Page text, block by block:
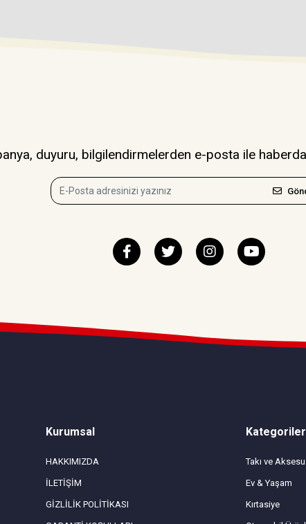
duyuru, bilgilendirmelerden e-posta ile
Kurumsal
HAKKIMIZDA
İLETİŞİM
GİZLİLİK POLİTİKASI
Kategoriler
Takı ve
Ev & Yaşam
Kırtasiye